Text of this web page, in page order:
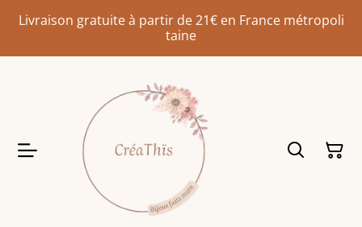
Livraison gratuite à partir de 21€ en France métropoli
taine